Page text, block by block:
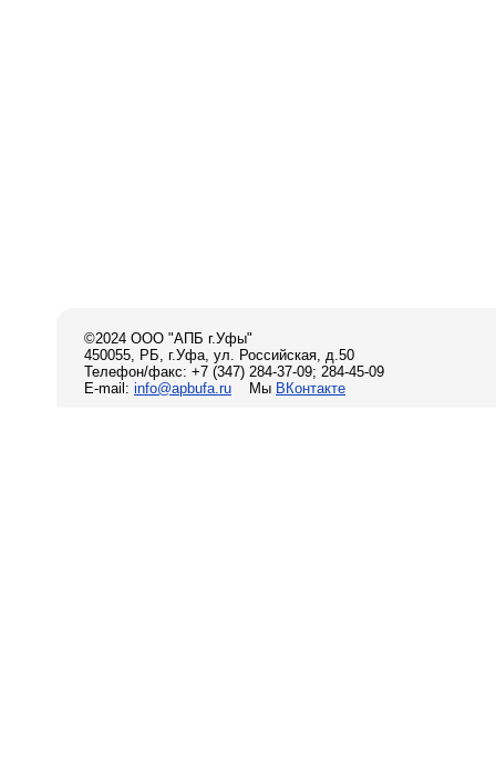
©2024 ООО "АПБ г.Уфы"
450055, РБ, г.Уфа, ул. Российская, д.50
Телефон/факс: +7 (347) 284-37-09; 284-45-09
E-mail: info@apbufa.ru Мы ВКонтакте